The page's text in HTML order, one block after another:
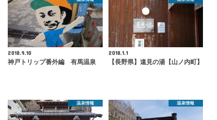
2018.9.10
神戸トリップ番外編 有馬温泉
2018.1.1
【長野県】遠見の湯【山ノ内町】
温泉情報 温泉情報